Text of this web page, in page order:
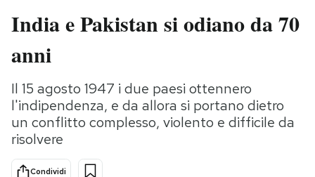
Italia
Politica
Tecnologia
Internet
Scienza
Cultura
Economia
Moda
Storie/Idee
Ok Boomer!
Media
India e Pakistan si odiano da 70
anni
Il 15 agosto 1947 i due paesi ottennero
l'indipendenza, e da allora si portano dietro
un conflitto complesso, violento e difficile da
risolvere
Condividi